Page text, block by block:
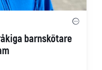
barnskötare